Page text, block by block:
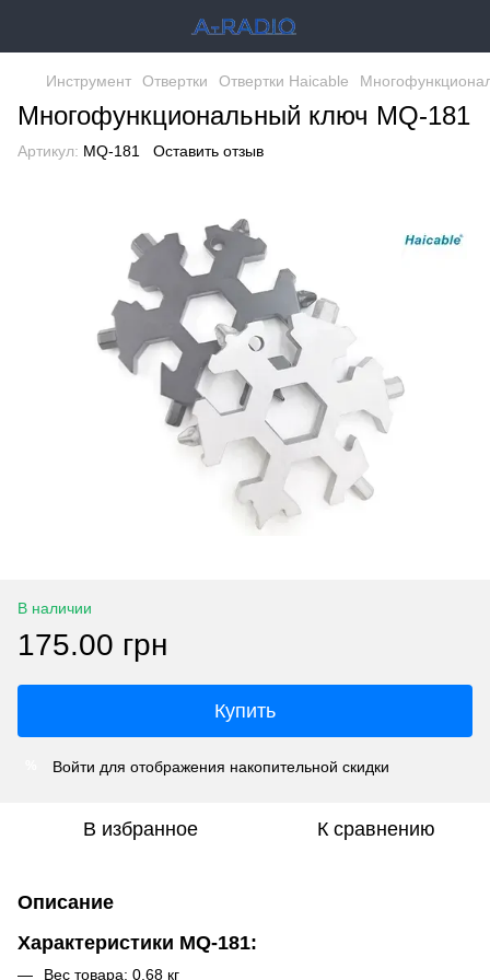
Инструмент Отвертки Отвертки Haicable
Многофункциональный ключ MQ-181
Артикул: MQ-181 Оставить отзыв
В наличии
175.00 грн
Купить
Войти для отображения накопительной скидки
В избранное К сравнению
Описание
Характеристики MQ-181:
Вес товара: 0,68 кг